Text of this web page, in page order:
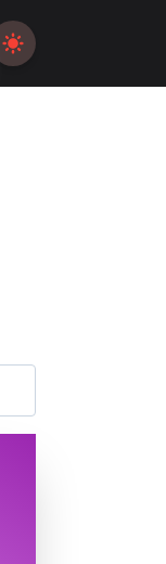
Switch to light /